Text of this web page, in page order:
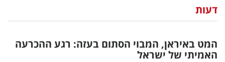
וצרכנות
דיגיטל
דעות
המט באיראן, המבוי הסתום בעזה: רגע ההכרעה
האמיתי של ישראל